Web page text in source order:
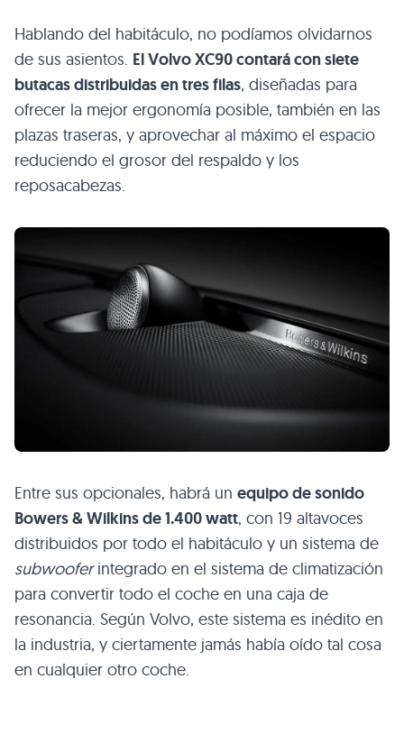
Hablando del habitáculo, no podíamos olvidarnos
de sus asientos. El VolvoXC90contará con siete
butacas distribuidas en tres filas, diseñadas para
ofrecer la mejor ergonomía posible, también en las
plazas traseras, y aprovechar al máximo el espacio
reduciendo el grosor del respaldo y los
reposacabezas.
Entre sus opcionales, habrá un equipo de sonido
Bowers & Wilkins de 1.400 watt, con 19 altavoces
distribuidos por todo el habitáculo y un sistema de
subwooferintegrado en el sistema de climatización
para convertir todo el coche en una caja de
resonancia. Según Volvo, este sistema es inédito en
la industria, y ciertamente jamás había oído tal cosa
en cualquier otro coche.